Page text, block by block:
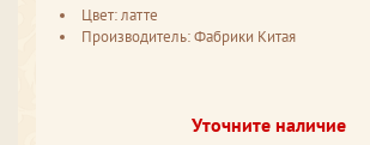
Цвет: латте
Производитель: Фабрики Китая
Уточните наличие